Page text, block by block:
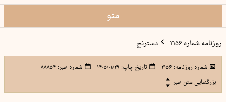
منو
روزنامه شماره ۲۱۵۶ دسترنج
شماره روزنامه:۲۱۵۶ تاریخ چاپ: ۱۴۰۵/۰۱/۲۹ شماره خبر:۸۸۸۵۴
بزرگنمایی متن خبر